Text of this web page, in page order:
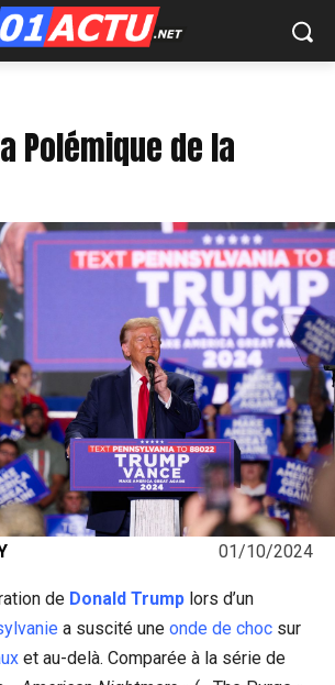
Polémique de la
01/10/2024
de Donald Trump lors d’un
a suscité une onde de choc sur
et au-delà. Comparée à la série de